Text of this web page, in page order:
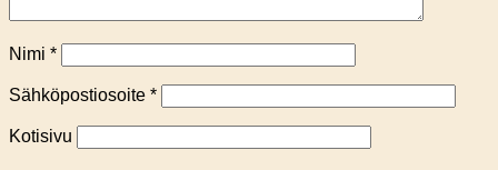
Nimi *
Sähköpostiosoite *
Kotisivu